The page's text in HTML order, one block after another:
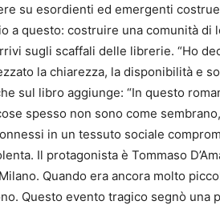
su esordienti ed emergenti
a questo: costruire una comunità di
sugli scaffali delle librerie. “Ho
la chiarezza, la disponibilità e
sul libro aggiunge: “In questo
spesso non sono come
in un tessuto sociale
Il protagonista è Tommaso
Quando era ancora molto
Questo evento tragico segnò una